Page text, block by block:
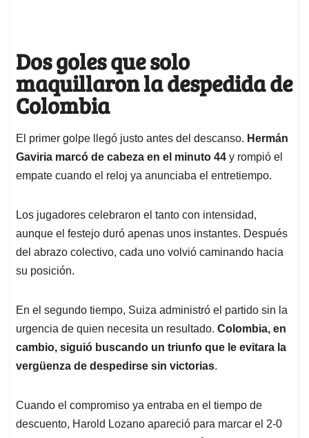
Dos goles que solo
maquillaron la despedida de
Colombia
El primer golpe llegó justo antes del descanso. Hermán
Gaviria marcó de cabeza en el minuto 44 y rompió el
empate cuando el reloj ya anunciaba el entretiempo.
Los jugadores celebraron el tanto con intensidad,
aunque el festejo duró apenas unos instantes. Después
del abrazo colectivo, cada uno volvió caminando hacia
su posición.
En el segundo tiempo, Suiza administró el partido sin la
urgencia de quien necesita un resultado. Colombia, en
cambio, siguió buscando un triunfo que le evitara la
vergüenza de despedirse sin victorias.
Cuando el compromiso ya entraba en el tiempo de
descuento, Harold Lozano apareció para marcar el 2-0